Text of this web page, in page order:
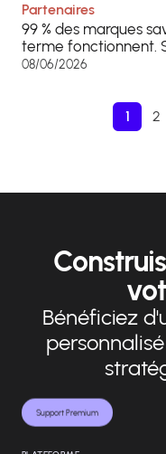
Partenaires
99 % des marques
terme fonctionnent.
08/06/2026
1 2
Support Premium
Bénéficiez